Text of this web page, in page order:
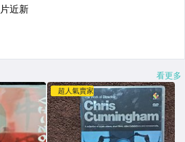
看更多
超人氣賣家